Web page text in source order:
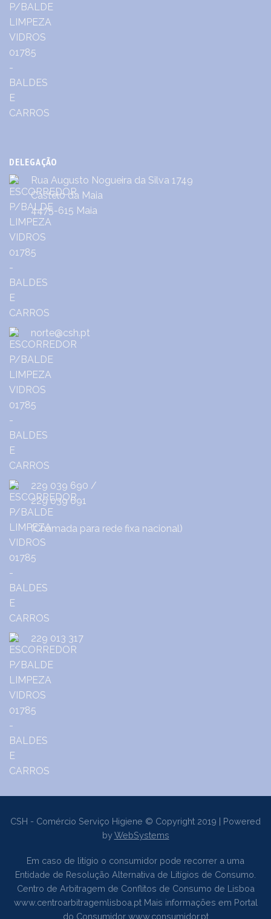
DELEGAÇÃO
Rua Augusto Nogueira da Silva 1749
Castêlo da Maia
4475-615 Maia
norte@csh.pt
229 039 690 /
229 039 691
(Chamada para rede fixa nacional)
229 013 317
CSH - Comércio Serviço Higiene © Copyright 2019 | Powered
byWebSystems
Em caso de litígio o consumidor pode recorrer a uma
Entidade de Resolução Alternativa de Litígios de Consumo.
Centro de Arbitragem de Conflitos de Consumo de Lisboa
www.centroarbitragemlisboa.ptMais informações em Portal
do Consumidor www.consumidor.pt